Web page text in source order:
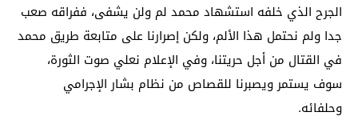
الجرح الذي خلفه استشهاد محمد لم ولن يشفى، ففراقه صعب
جدا ولم نحتمل هذا الألم، ولكن إصرارنا على متابعة طريق محمد
في القتال من أجل حريتنا، وفي الإعلام نعلي صوت الثورة،
سوف يستمر ويصبرنا للقصاص من نظام بشار الإجرامي
وحلفائه.